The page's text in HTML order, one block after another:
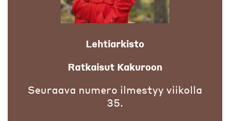
Lehtiarkisto
Ratkaisut Kakuroon
Seuraava numero ilmestyy viikolla
35.